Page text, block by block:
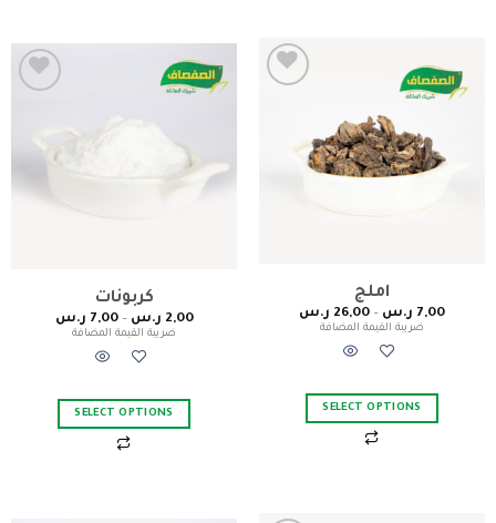
املج
7,00 ر.س –
26,00 ر.س
ضريبة القيمة المضافة
SELECT OPTIONS
كربونات
2,00 ر.س –
7,00 ر.س
ضريبة القيمة المضافة
SELECT OPTIONS